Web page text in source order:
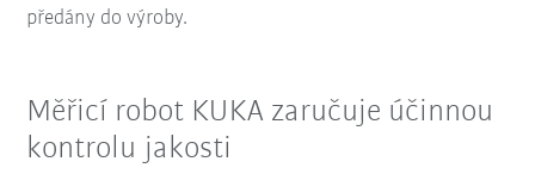
předány do výroby.
Měřicí robot KUKA zaručuje účinnou
kontrolu jakosti